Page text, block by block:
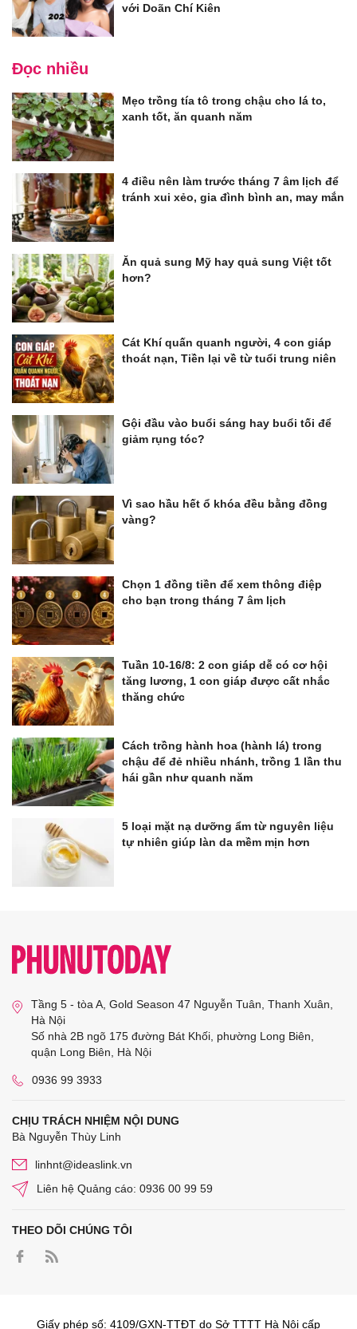
với Doãn Chí Kiên
Đọc nhiều
Mẹo trồng tía tô trong chậu cho lá to,
xanh tốt, ăn quanh năm
4 điều nên làm trước tháng 7 âm lịch để
tránh xui xẻo, gia đình bình an, may mắn
Ăn quả sung Mỹ hay quả sung Việt tốt
hơn?
Cát Khí quấn quanh người, 4 con giáp
thoát nạn, Tiền lại về từ tuổi trung niên
Gội đầu vào buổi sáng hay buổi tối để
giảm rụng tóc?
Vì sao hầu hết ổ khóa đều bằng đồng
vàng?
Chọn 1 đồng tiền để xem thông điệp
cho bạn trong tháng 7 âm lịch
Tuần 10-16/8: 2 con giáp dễ có cơ hội
tăng lương, 1 con giáp được cất nhắc
thăng chức
Cách trồng hành hoa (hành lá) trong
chậu để đẻ nhiều nhánh, trồng 1 lần thu
hái gần như quanh năm
5 loại mặt nạ dưỡng ẩm từ nguyên liệu
tự nhiên giúp làn da mềm mịn hơn
Tầng 5 - tòa A, Gold Season 47 Nguyễn Tuân, Thanh Xuân,
Hà Nội
Số nhà 2B ngõ 175 đường Bát Khối, phường Long Biên,
quận Long Biên, Hà Nội
0936 99 3933
CHỊU TRÁCH NHIỆM NỘI DUNG
Bà Nguyễn Thùy Linh
linhnt@ideaslink.vn
Liên hệ Quảng cáo: 0936 00 99 59
THEO DÕI CHÚNG TÔI
Giấy phép số: 4109/GXN-TTĐT do Sở TTTT Hà Nội cấp